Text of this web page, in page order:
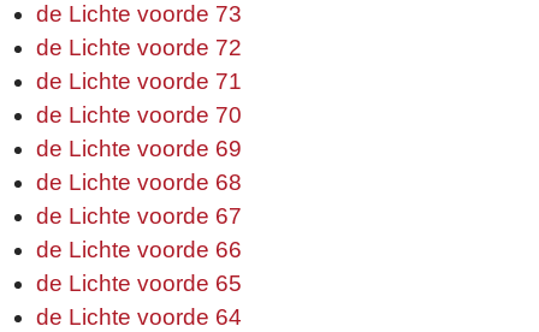
de Lichte voorde 73
de Lichte voorde 72
de Lichte voorde 71
de Lichte voorde 70
de Lichte voorde 69
de Lichte voorde 68
de Lichte voorde 67
de Lichte voorde 66
de Lichte voorde 65
de Lichte voorde 64